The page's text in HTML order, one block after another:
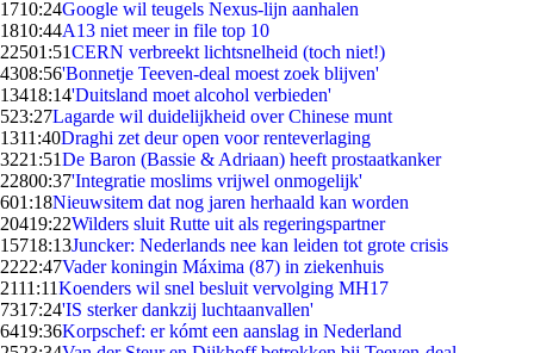
1710:24Google wil teugels Nexus-lijn aanhalen
1810:44A13 niet meer in file top 10
22501:51CERN verbreekt lichtsnelheid (toch niet!)
4308:56'Bonnetje Teeven-deal moest zoek blijven'
13418:14'Duitsland moet alcohol verbieden'
523:27Lagarde wil duidelijkheid over Chinese munt
1311:40Draghi zet deur open voor renteverlaging
3221:51De Baron (Bassie & Adriaan) heeft prostaatkanker
22800:37'Integratie moslims vrijwel onmogelijk'
601:18Nieuwsitem dat nog jaren herhaald kan worden
20419:22Wilders sluit Rutte uit als regeringspartner
15718:13Juncker: Nederlands nee kan leiden tot grote crisis
2222:47Vader koningin Máxima (87) in ziekenhuis
2111:11Koenders wil snel besluit vervolging MH17
7317:24'IS sterker dankzij luchtaanvallen'
6419:36Korpschef: er kómt een aanslag in Nederland